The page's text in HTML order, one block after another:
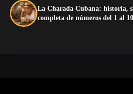
La Charada Cubana: historia,
completa de números del 1 al